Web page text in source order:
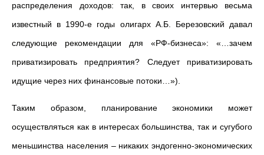
распределения доходов: так, в своих интервью весьма
известный в 1990-е годы олигарх А.Б. Березовский давал
следующие рекомендации для «РФ-бизнеса»: «…зачем
приватизировать предприятия? Следует приватизировать
идущие через них финансовые потоки…»).
Таким образом, планирование экономики может
осуществляться как в интересах большинства, так и сугубого
меньшинства населения – никаких эндогенно-экономических